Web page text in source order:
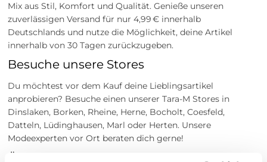
Mix aus Stil, Komfort und Qualität. Genieße unseren
zuverlässigen Versand für nur 4,99 € innerhalb
Deutschlands und nutze die Möglichkeit, deine Artikel
innerhalb von 30 Tagen zurückzugeben.
Besuche unsere Stores
Du möchtest vor dem Kauf deine Lieblingsartikel
anprobieren? Besuche einen unserer Tara-M Stores in
Dinslaken, Borken, Rheine, Herne, Bocholt, Coesfeld,
Datteln, Lüdinghausen, Marl oder Herten. Unsere
Modeexperten vor Ort beraten dich gerne!
Über uns